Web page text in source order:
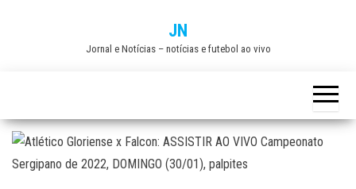
JN
Jornal e Notícias – notícias e futebol ao vivo